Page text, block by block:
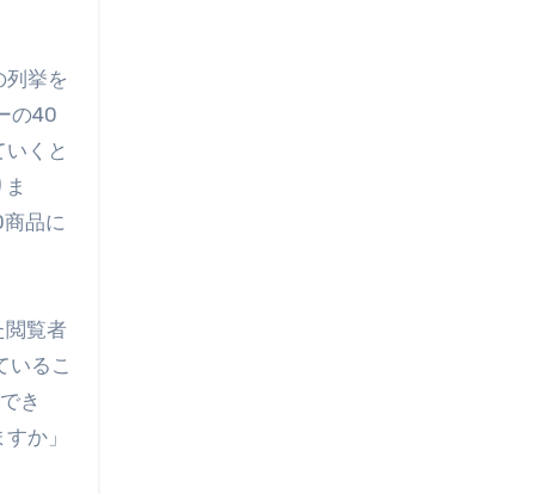
挙を
の40
くと
品に
閲覧者
いるこ
き
か」